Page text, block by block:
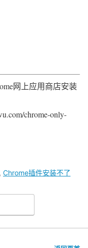
网上应用商店安装
chrome-only-
, Chrome插件安装不了